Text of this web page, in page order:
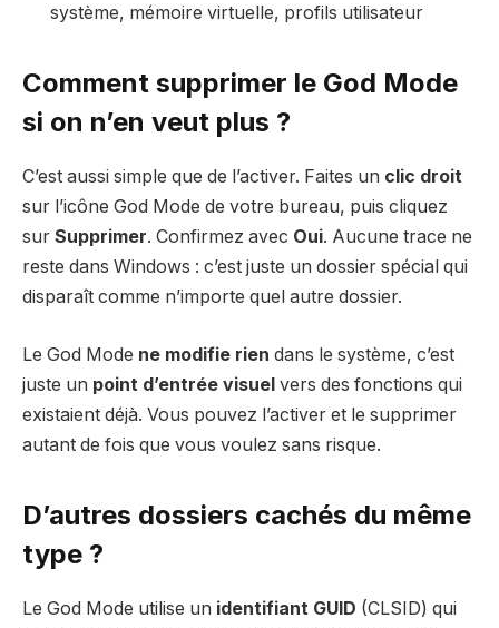
système, mémoire virtuelle, profils utilisateur
Comment supprimer le God Mode
si on n’en veut plus ?
C’est aussi simple que de l’activer. Faites un clic droit
sur l’icône God Mode de votre bureau, puis cliquez
sur Supprimer. Confirmez avec Oui. Aucune trace ne
reste dans Windows : c’est juste un dossier spécial qui
disparaît comme n’importe quel autre dossier.
Le God Mode ne modifie rien dans le système, c’est
juste un point d’entrée visuel vers des fonctions qui
existaient déjà. Vous pouvez l’activer et le supprimer
autant de fois que vous voulez sans risque.
D’autres dossiers cachés du même
type ?
Le God Mode utilise un identifiant GUID (CLSID) qui